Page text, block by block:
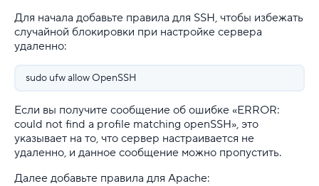
Для начала добавьте правила для SSH, чтобы избежать
случайной блокировки при настройке сервера
удаленно:
sudo ufw allow OpenSSH
Если вы получите сообщение об ошибке «ERROR:
could not find a profile matching openSSH», это
указывает на то, что сервер настраивается не
удаленно, и данное сообщение можно пропустить.
Далее добавьте правила для Apache: